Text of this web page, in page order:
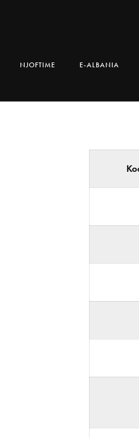
NJOFTIME E-ALBANIA